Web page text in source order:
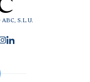
S.L.U.